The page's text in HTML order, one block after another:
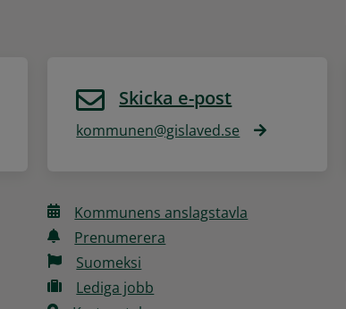
Skicka e-post
kommunen@gislaved.se
Kommunens anslagstavla
Prenumerera
Suomeksi
Lediga jobb